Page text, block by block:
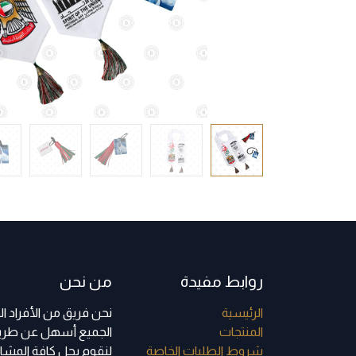
روابط مفيدة
الرئي​سية
ا​لمنتجات
شروط الطلبات الخاصة
من نحن
نحن فريق من
الجميع أسهل عن
لنقوم بحل كافة